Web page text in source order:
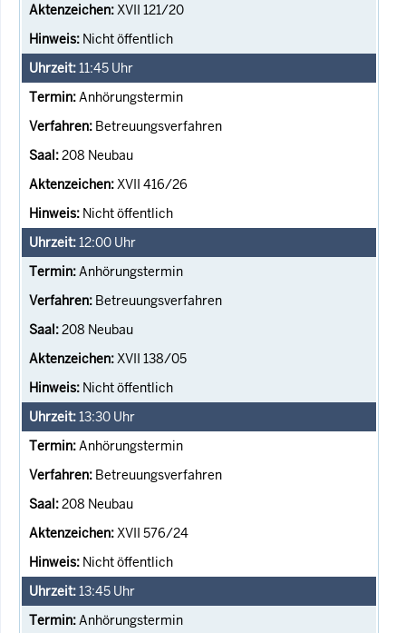
XVII 121/20
Nicht öffentlich
11:45 Uhr
Anhörungstermin
Betreuungsverfahren
208 Neubau
XVII 416/26
Nicht öffentlich
12:00 Uhr
Anhörungstermin
Betreuungsverfahren
208 Neubau
XVII 138/05
Nicht öffentlich
13:30 Uhr
Anhörungstermin
Betreuungsverfahren
208 Neubau
XVII 576/24
Nicht öffentlich
13:45 Uhr
Anhörungstermin